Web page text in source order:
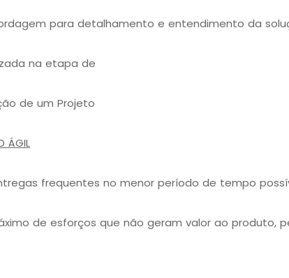
para detalhamento e entendimento da
na etapa de
de um Projeto
ÁGIL
frequentes no menor período de tempo
de esforços que não geram valor ao